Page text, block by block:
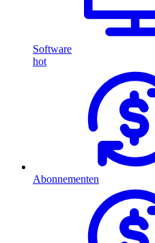
Software
hot
Abonnementen